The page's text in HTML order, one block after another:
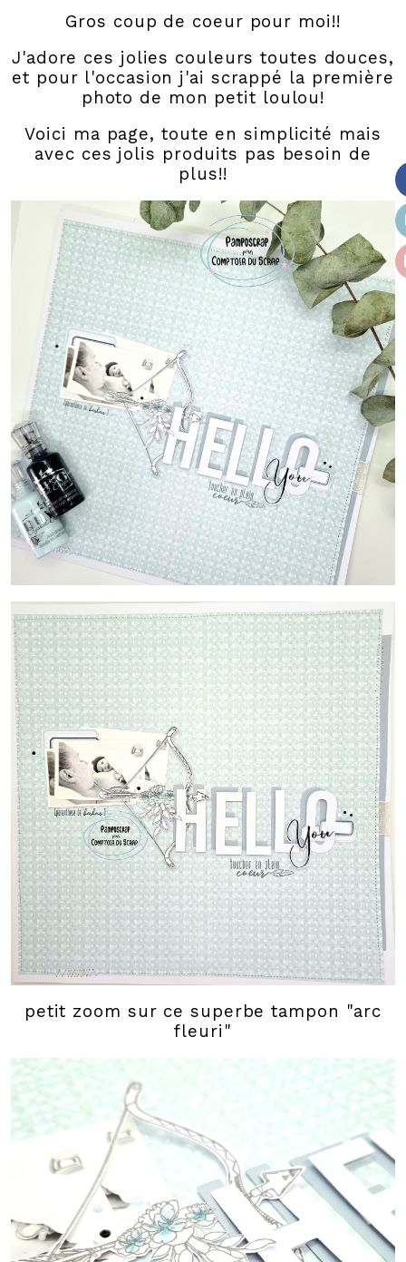
Gros coup de coeur pour moi!!
J'adore ces jolies couleurs toutes douces,
et pour l'occasion j'ai scrappé la première
photo de mon petit loulou!
Voici ma page, toute en simplicité mais
avec ces jolis produits pas besoin de
plus!!
petit zoom sur ce superbe tampon "arc
fleuri"